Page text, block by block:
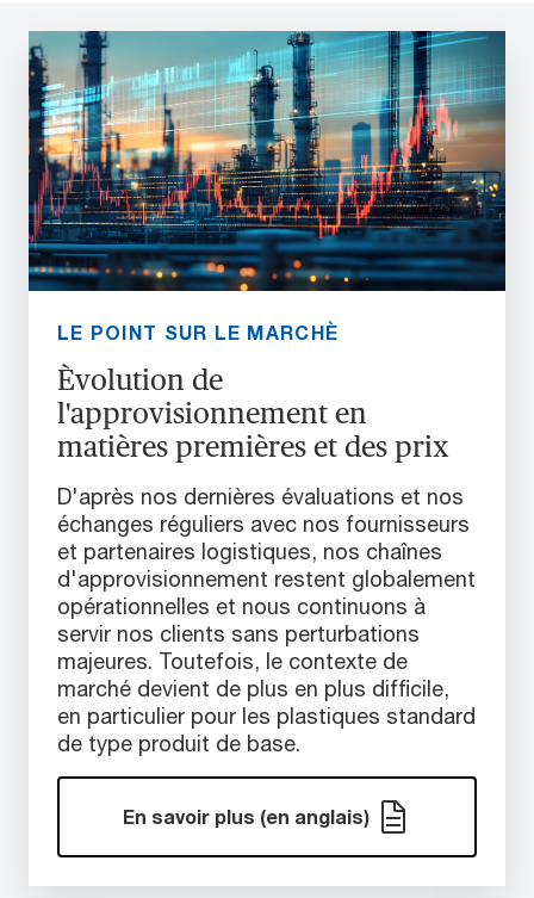
LE POINT SUR LE MARCHÈ
Èvolution de
l'approvisionnement en
matières premières et des prix
D'après nos dernières évaluations et nos
échanges réguliers avec nos fournisseurs
et partenaires logistiques, nos chaînes
d'approvisionnement restent globalement
opérationnelles et nous continuons à
servir nos clients sans perturbations
majeures. Toutefois, le contexte de
marché devient de plus en plus difficile,
en particulier pour les plastiques standard
de type produit de base.
En savoir plus (en anglais)